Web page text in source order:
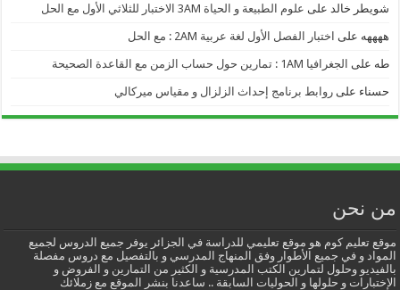
شويطر خالد على علوم الطبيعة و الحياة 3AM الاختبار للثلاثي الأول مع الحل
ههههه على اختبار الفصل الأول لغة عربية 2AM : مع الحل
طه على الجغرافيا 1AM : تمارين حول حساب الزمن مع القاعدة الصحيحة
حسناء علىروابط برنامج إحداث الزلزال و مقياس ميركالي
من نحن
موقع تعليم كوم هو موقع تعليمي للدراسة في الجزائر يوفر جميع الدروس لجميع
المواد و في جميع الأطوار وفق المنهاج المدرسي و بالتفصيل مع دروس مفصلة
بالفيديو وحلول لتمارين الكتب المدرسية و الكثير من التمارين و الفروض و
الإختبارات و حلولها و الحوليات السابقة .. ساعدنا بنشر الموقع مع زملائك